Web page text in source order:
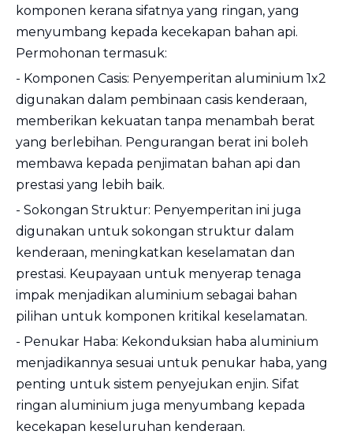
komponen kerana sifatnya yang ringan, yang
menyumbang kepada kecekapan bahan api.
Permohonan termasuk:
- Komponen Casis: Penyemperitan aluminium 1x2
digunakan dalam pembinaan casis kenderaan,
memberikan kekuatan tanpa menambah berat
yang berlebihan. Pengurangan berat ini boleh
membawa kepada penjimatan bahan api dan
prestasi yang lebih baik.
- Sokongan Struktur: Penyemperitan ini juga
digunakan untuk sokongan struktur dalam
kenderaan, meningkatkan keselamatan dan
prestasi. Keupayaan untuk menyerap tenaga
impak menjadikan aluminium sebagai bahan
pilihan untuk komponen kritikal keselamatan.
- Penukar Haba: Kekonduksian haba aluminium
menjadikannya sesuai untuk penukar haba, yang
penting untuk sistem penyejukan enjin. Sifat
ringan aluminium juga menyumbang kepada
kecekapan keseluruhan kenderaan.